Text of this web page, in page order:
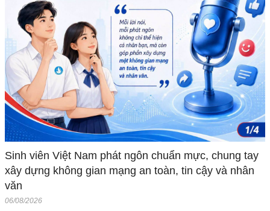
Sinh viên Việt Nam phát ngôn chuẩn mực, chung tay
xây dựng không gian mạng an toàn, tin cậy và nhân
văn
06/08/2026